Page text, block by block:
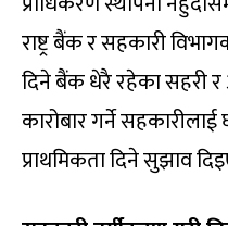
राष्ट्र बैंक र सहकारी
दिने बैंक धेरै रहेका सहरी र
कारोबार गर्ने
प्राथमिकता दिने सुझाव